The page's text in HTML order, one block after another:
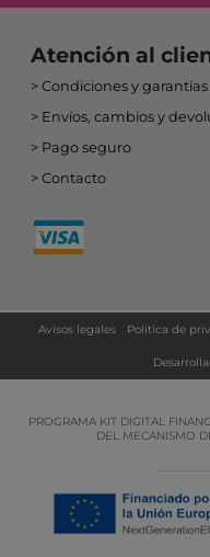
Atención al
Condiciones y garantías
Envíos, cambios y
Pago seguro
Contacto
Avisos legales Política de
PROGRAMA KIT DIGITAL
DEL MECANISMO